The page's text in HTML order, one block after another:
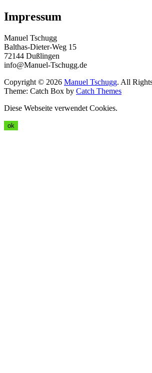
Impressum
Manuel Tschugg
Balthas-Dieter-Weg 15
72144 Dußlingen
info@Manuel-Tschugg.de
Copyright © 2026 Manuel Tschugg. All
Theme: Catch Box by Catch Themes
Diese Webseite verwendet Cookies.